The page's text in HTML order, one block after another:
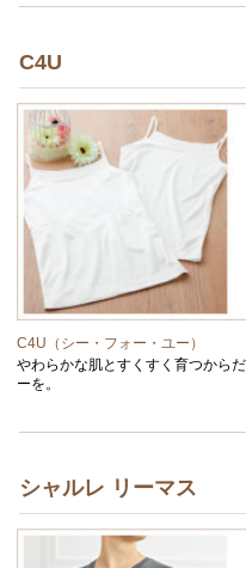
C4U
C4U（シー・フォー・ユー）
やわらかな肌とすくすく育つから
ーを。
シャルレ リーマス